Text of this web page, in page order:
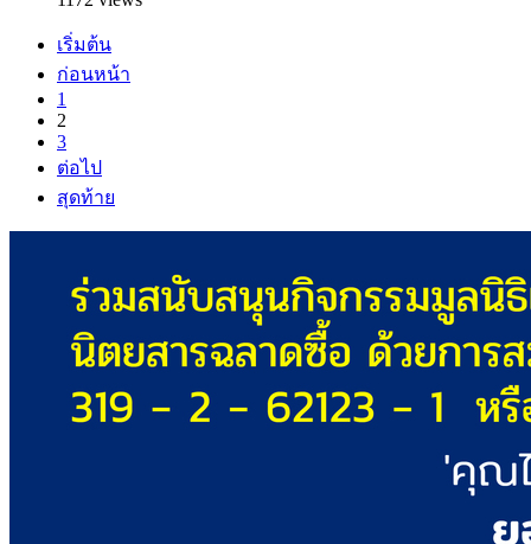
เริ่มต้น
ก่อนหน้า
1
2
3
ต่อไป
สุดท้าย